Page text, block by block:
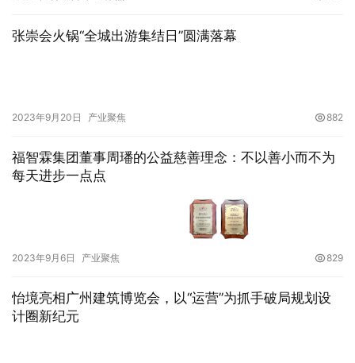
张崇会火锅“全城出游集结日”圆满落幕
2023年9月20日 产业聚焦 882
福智霖集团董事周璠的公益慈善理念：不以善小而不为
每天进步一点点
2023年9月6日 产业聚焦 829
怡境亮相广州建筑博览会，以“运营”为抓手破局规划设
计圈新纪元